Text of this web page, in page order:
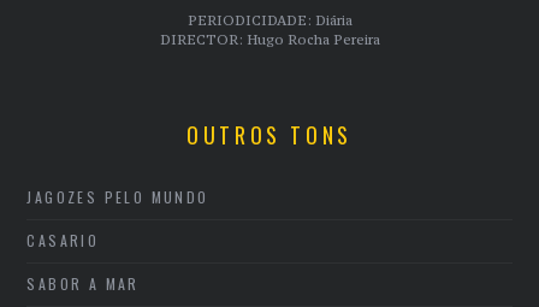
PERIODICIDADE: Diária
DIRECTOR: Hugo Rocha Pereira
OUTROS TONS
JAGOZES PELO MUNDO
CASARIO
SABOR A MAR